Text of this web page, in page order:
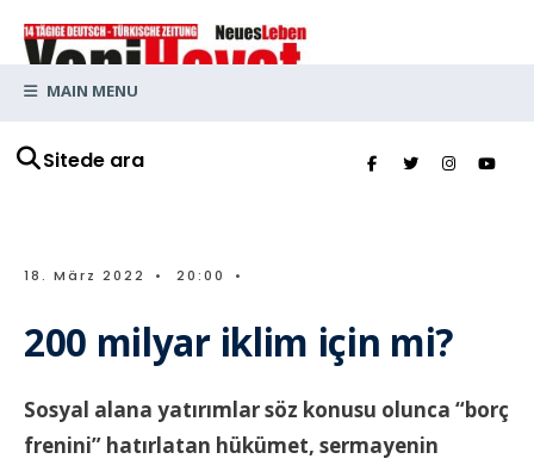
Sitede ara
MAIN MENU
18. März 2022 • 20:00 •
200 milyar iklim için mi?
Sosyal alana yatırımlar söz konusu olunca “borç
frenini” hatırlatan hükümet, sermayenin